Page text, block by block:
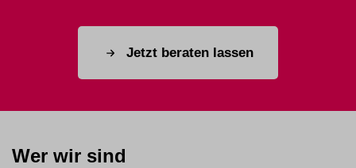
Jetzt beraten lassen
Wer wir sind